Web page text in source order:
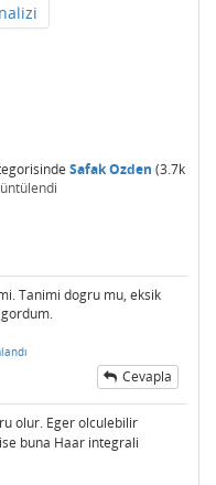
Safak Ozden (3.7k
Tanimi dogru mu, eksik
Cevapla
olur. Eger olculebilir
ise buna Haar integrali